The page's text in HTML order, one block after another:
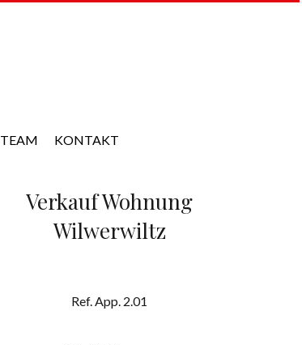
TEAM KONTAKT
Verkauf Wohnung
Wilwerwiltz
Ref. App. 2.01